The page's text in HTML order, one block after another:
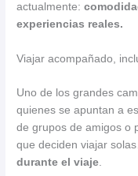
actualmente:
experiencias reales.
Viajar acompañado,
Uno de los grandes
quienes se apuntan a
de grupos de amigos o
que deciden viajar
durante el viaje